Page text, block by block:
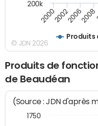
Produits
2000200220062008
200k
© JDN 2026
Produits de
de Beaudéan
(Source : JDN d'après
1750